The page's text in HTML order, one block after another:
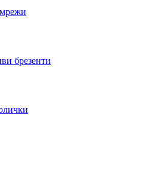
брезенти